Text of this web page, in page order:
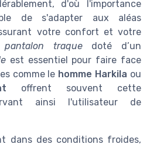
d'où l'importance
de s'adapter aux aléas
votre confort et votre
pantalon traquedoté d’un
est essentiel pour faire face
comme le homme Harkila ou
offrent souvent cette
ainsi l'utilisateur de
dans des conditions froides,